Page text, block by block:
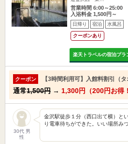
営業時間 6:00～25:00
入浴料金 1,500円～
日帰り 宿泊 水風呂
クーポンあり
楽天トラベルの宿泊プラ
クーポン 【3時間利用可】入館料割引（タ
通常1,500円 → 1,300円（200円お得
30代 男
性
金沢駅徒歩１分（西口出て横）と
り電車待ちができた。いい場所み